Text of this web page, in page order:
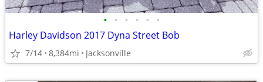
• • • • • •
Harley Davidson 2017 Dyna Street Bob
7/14 8,384mi Jacksonville